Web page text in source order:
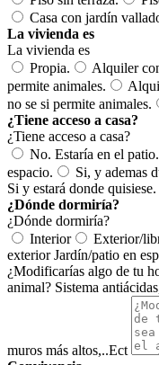
Casa con jardín
La vivienda es
La vivienda es
Propia.
Alquiler
permite animales.
no se si permite animales.
¿Tiene acceso a casa?
¿Tiene acceso a casa?
No. Estaría en el patio.
espacio.
Si, y ademas
Si y estará donde quisiese.
¿Dónde dormiría?
¿Dónde dormiría?
Interior
Exterior/
exterior Jardín/patio en
¿Modificarías algo de tu
animal? Sistema
muros más altos,..Ect